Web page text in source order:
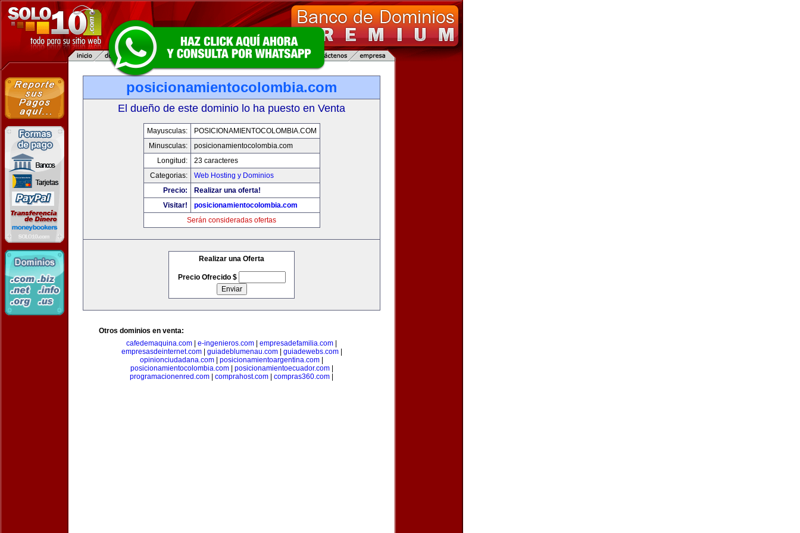
posicionamientocolombia.com
El dueño de este dominio lo ha puesto en Venta
Mayusculas:
POSICIONAMIENTOCOLOMBIA.COM
Minusculas:
posicionamientocolombia.com
Longitud:
23 caracteres
Categorias:
Web Hosting y Dominios
Precio:
Realizar una oferta!
Visitar!
posicionamientocolombia.com
Serán consideradas ofertas
Realizar una Oferta
Precio Ofrecido $
Otros dominios en venta:
cafedemaquina.com
e-ingenieros.com empresadefamilia.com
empresasdeinternet.com| guiadeblumenau.com| guiadewebs.com|
opinionciudadana.com
posicionamientoargentina.com
posicionamientocolombia.com| posicionamientoecuador.com|
programacionenred.com
comprahost.com compras360.com